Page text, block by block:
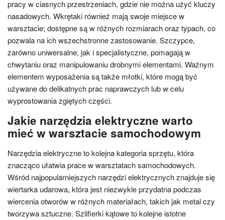
pracy w ciasnych przestrzeniach, gdzie nie można użyć kluczy
nasadowych. Wkrętaki również mają swoje miejsce w
warsztacie; dostępne są w różnych rozmiarach oraz typach, co
pozwala na ich wszechstronne zastosowanie. Szczypce,
zarówno uniwersalne, jak i specjalistyczne, pomagają w
chwytaniu oraz manipulowaniu drobnymi elementami. Ważnym
elementem wyposażenia są także młotki, które mogą być
używane do delikatnych prac naprawczych lub w celu
wyprostowania zgiętych części.
Jakie narzędzia elektryczne warto
mieć w warsztacie samochodowym
Narzędzia elektryczne to kolejna kategoria sprzętu, która
znacząco ułatwia prace w warsztatach samochodowych.
Wśród najpopularniejszych narzędzi elektrycznych znajduje się
wiertarka udarowa, która jest niezwykle przydatna podczas
wiercenia otworów w różnych materiałach, takich jak metal czy
tworzywa sztuczne. Szlifierki kątowe to kolejne istotne